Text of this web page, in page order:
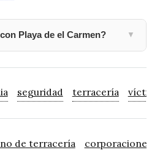
Playa de el Carmen? ▼
seguridad terracería víctima
de terracería corporaciones